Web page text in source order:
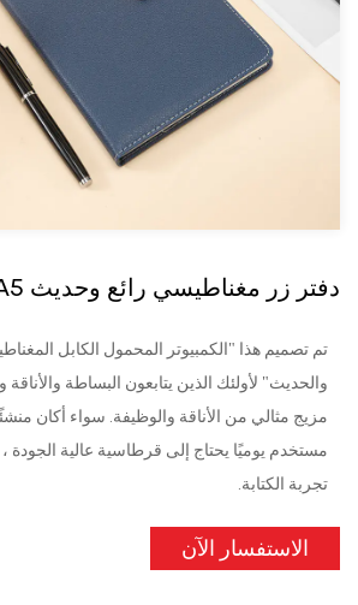
دفتر زر مغناطيسي رائع وحديث A5
والحديث" لأولئك الذين يتابعون البساطة والأناقة
مزيج مثالي من الأناقة والوظيفة. سواء أكان
مستخدم يوميًا يحتاج إلى قرطاسية عالية الجودة
تجربة الكتابة.
الاستفسار الآن